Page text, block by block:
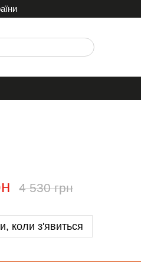
4 530 грн
коли з'явиться